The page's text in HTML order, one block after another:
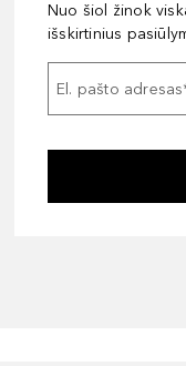
Nuo šiol žinok
išskirtinius
El. pašto adresas